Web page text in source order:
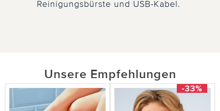
Reinigungsbürste und USB-Kabel.
Unsere Empfehlungen
-33%